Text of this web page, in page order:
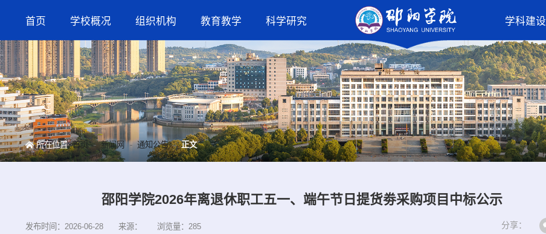
首页 学校概况 组织机构 教育教学 科学研究 学科建设
所在位置首页 新闻网 通知公告 正文
邵阳学院2026年离退休职工五一、端午节日提货劵采购项目中标公示
发布时间：2026-06-28 来源： 浏览量： 285 分享：